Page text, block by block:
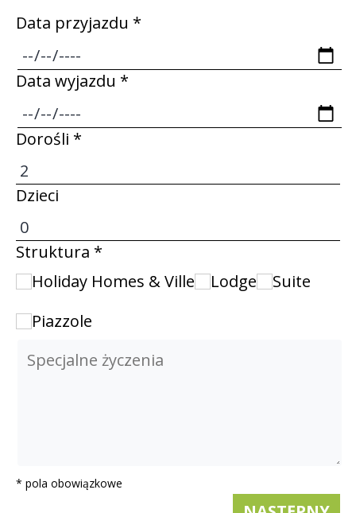
akwarium.
Podsumowanie: Polecam ten piękny
kemping. Na pewno tu wrócę!
Data przyjazdu *
Data wyjazdu *
Dorośli *
Dzieci
Struktura *
Holiday Homes & Ville
Lodge
Suite
Piazzole
* pola obowiązkowe